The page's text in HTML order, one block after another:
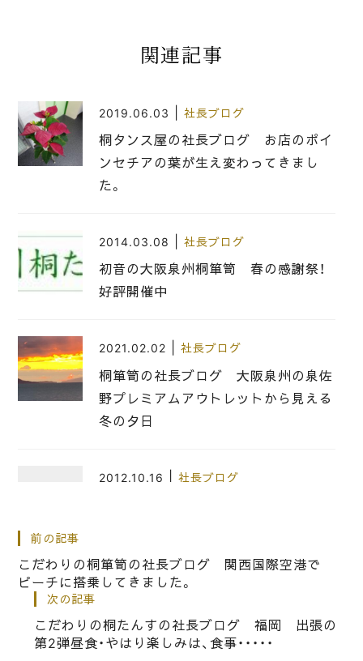
関連記事
2019.06.03 社長ブログ
桐タンス屋の社長ブログ お店のポイ
ンセチアの葉が生え変わってきまし
た。
2014.03.08 社長ブログ
初音の大阪泉州桐箪笥 春の感謝祭！
好評開催中
2021.02.02 社長ブログ
桐箪笥の社長ブログ 大阪泉州の泉佐
野プレミアムアウトレットから見える
冬の夕日
2012.10.16 社長ブログ
2025.10.09 |社長ブログ
１０階に是非お越しください。
前の記事
こだわりの桐箪笥の社長ブログ 関西国際空港で
ピーチに搭乗してきました。
次の記事
こだわりの桐たんすの社長ブログ 福岡 出張の
第2弾昼食・やはり楽しみは、食事・・・・・